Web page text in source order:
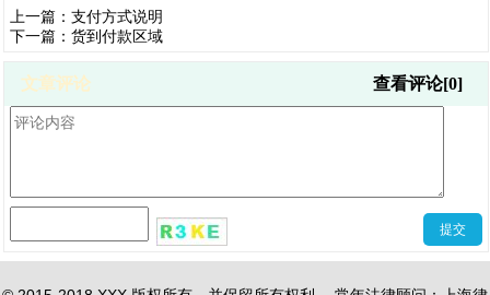
上一篇： 支付方式说明
下一篇： 货到付款区域
查看评论[0]
文章评论